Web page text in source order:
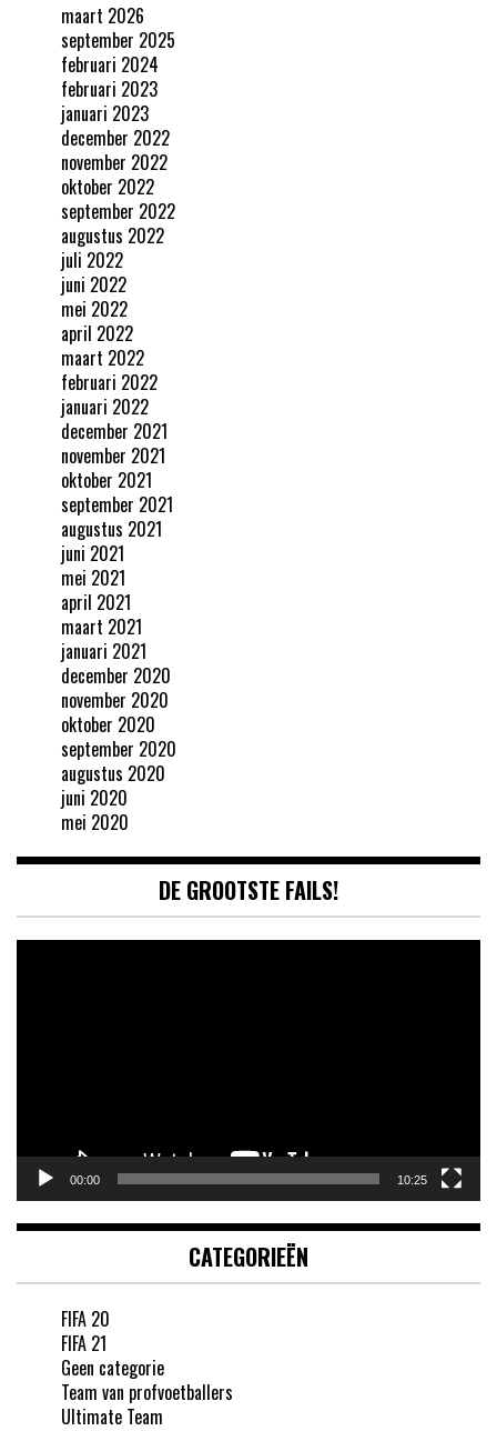
maart 2026
september 2025
februari 2024
februari 2023
januari 2023
december 2022
november 2022
oktober 2022
september 2022
augustus 2022
juli 2022
juni 2022
mei 2022
april 2022
maart 2022
februari 2022
januari 2022
december 2021
november 2021
oktober 2021
september 2021
augustus 2021
juni 2021
mei 2021
april 2021
maart 2021
januari 2021
december 2020
november 2020
oktober 2020
september 2020
augustus 2020
juni 2020
mei 2020
DE GROOTSTE FAILS!
00:00 10:25
CATEGORIEËN
FIFA 20
FIFA 21
Geen categorie
Team van profvoetballers
Ultimate Team